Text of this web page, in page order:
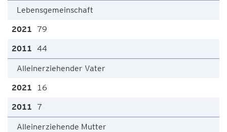
Lebensgemeinschaft
79
44
Alleinerziehender Vater
16
7
Alleinerziehende Mutter